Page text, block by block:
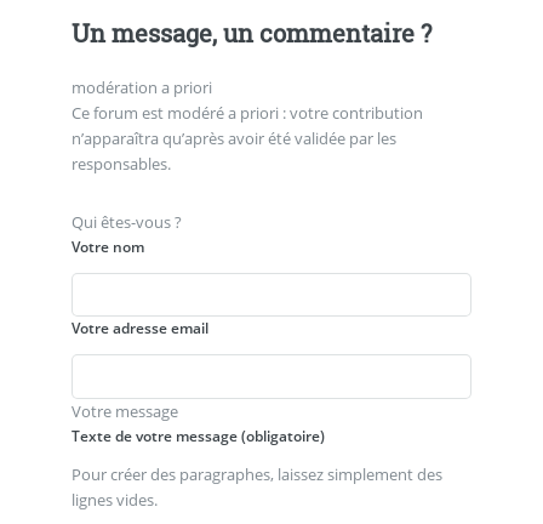
Un message, un commentaire ?
modération a priori
Ce forum est modéré a priori : votre contribution
n’apparaîtra qu’après avoir été validée par les
responsables.
Qui êtes-vous ?
Votre nom
Votre adresse email
Votre message
Texte de votre message (obligatoire)
Pour créer des paragraphes, laissez simplement des
lignes vides.